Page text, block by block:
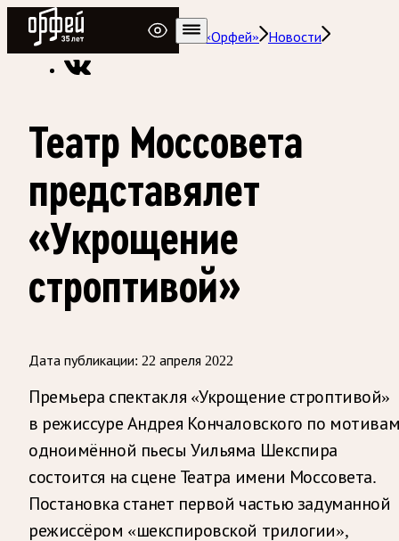
Радио Орфей
Радио классической музыки «Орфей»
Новости
Театр Моссовета
представялет
«Укрощение
строптивой»
Дата публикации: 22 апреля 2022
Премьера спектакля «Укрощение строптивой»
в режиссуре Андрея Кончаловского по
одноимённой пьесы Уильяма Шекспира
состоится на сцене Театра имени Моссовета.
Постановка станет первой частью задуманной
режиссёром «шекспировской трилогии»,